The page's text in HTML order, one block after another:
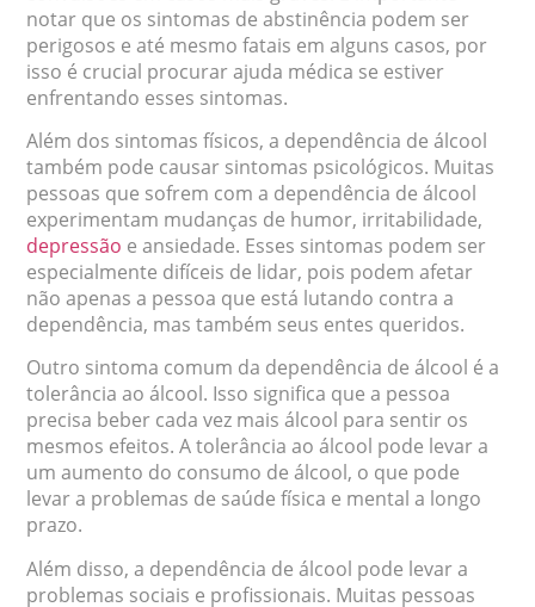
notar que os sintomas de abstinência podem ser
perigosos e até mesmo fatais em alguns casos, por
isso é crucial procurar ajuda médica se estiver
enfrentando esses sintomas.
Além dos sintomas físicos, a dependência de álcool
também pode causar sintomas psicológicos. Muitas
pessoas que sofrem com a dependência de álcool
experimentam mudanças de humor, irritabilidade,
depressão e ansiedade. Esses sintomas podem ser
especialmente difíceis de lidar, pois podem afetar
não apenas a pessoa que está lutando contra a
dependência, mas também seus entes queridos.
Outro sintoma comum da dependência de álcool é a
tolerância ao álcool. Isso significa que a pessoa
precisa beber cada vez mais álcool para sentir os
mesmos efeitos. A tolerância ao álcool pode levar a
um aumento do consumo de álcool, o que pode
levar a problemas de saúde física e mental a longo
prazo.
Além disso, a dependência de álcool pode levar a
problemas sociais e profissionais. Muitas pessoas